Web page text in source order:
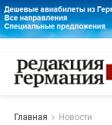
Главная Новости